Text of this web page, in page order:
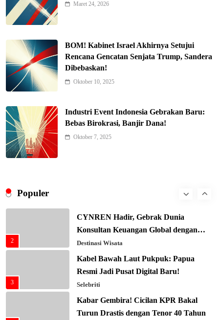
Populer
Indonesia Siap Gaspol! Jadi Pemain
6
Ekonomi Indonesia Meroket! Kalahkan
Negara G20 di Awal 2026
7 Berita Nasional
8
Xenco Medical Raih Penghargaan
2
CYNREN Hadir, Gebrak Dunia
Konsultan Keuangan Global dengan
Sentuhan AI
Destinasi Wisata
3
Kabel Bawah Laut Pukpuk: Papua
Resmi Jadi Pusat Digital Baru!
Selebriti
Kabar Gembira! Cicilan KPR Bakal
Turun Drastis dengan Tenor 40 Tahun
Maret 24, 2026
BOM! Kabinet Israel Akhirnya Setujui
Rencana Gencatan Senjata Trump, Sandera
Dibebaskan!
Oktober 10, 2025
Industri Event Indonesia Gebrakan Baru:
Bebas Birokrasi, Banjir Dana!
Oktober 7, 2025